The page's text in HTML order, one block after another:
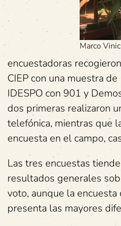
Marco
encuestadoras
CIEP con una muestra
IDESPO con 901 y
dos primeras realizaron
telefónica, mientras que
encuesta en el campo,
Las tres encuestas
resultados generales
voto, aunque la encuesta
presenta las mayores